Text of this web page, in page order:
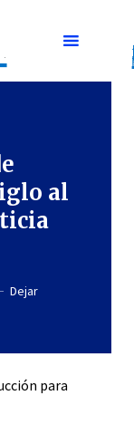
al
Dejar
para